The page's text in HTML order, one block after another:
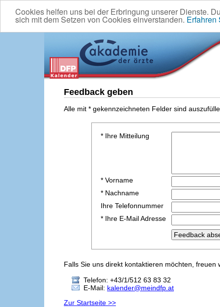
Cookies helfen uns bei der Erbringung unserer Dienste.
sich mit dem Setzen von Cookies einverstanden. Erfahren
Feedback geben
Alle mit * gekennzeichneten Felder sind
* Ihre Mitteilung
* Vorname
* Nachname
Ihre Telefonnummer
* Ihre E-Mail Adresse
Falls Sie uns direkt kontaktieren möchten,
Telefon: +43/1/512 63 83 32
E-Mail: kalender@meindfp.at
Zur Startseite >>